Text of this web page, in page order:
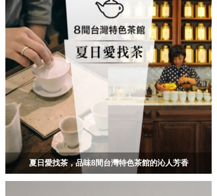
夏日愛找茶，品味8間台灣特色茶館的沁人芳香